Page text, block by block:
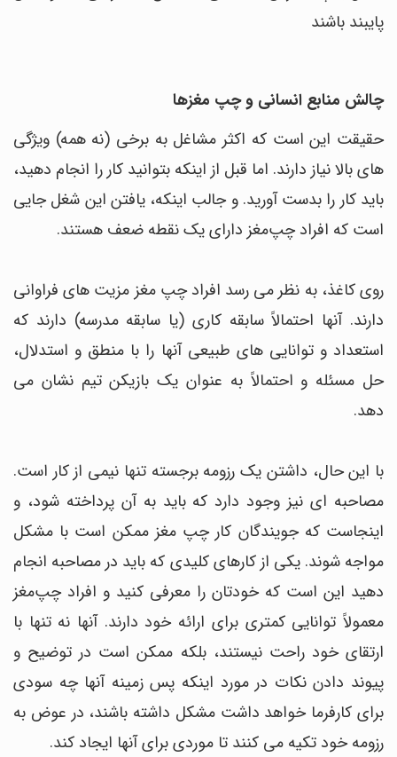
پایبند باشند
چالش منابع انسانی و چپ مغزها
حقیقت این است که اکثر مشاغل به برخی (نه همه) ویژگی
های بالا نیاز دارند. اما قبل از اینکه بتوانید کار را انجام دهید،
باید کار را بدست آورید. و جالب اینکه، یافتن این شغل جایی
است که افراد چپ‌مغز دارای یک نقطه ضعف هستند.
روی کاغذ، به نظر می رسد افراد چپ مغز مزیت های فراوانی
دارند. آنها احتمالاً سابقه کاری (یا سابقه مدرسه) دارند که
استعداد و توانایی های طبیعی آنها را با منطق و استدلال،
حل مسئله و احتمالاً به عنوان یک بازیکن تیم نشان می
دهد.
با این حال، داشتن یک رزومه برجسته تنها نیمی از کار است.
مصاحبه ای نیز وجود دارد که باید به آن پرداخته شود، و
اینجاست که جویندگان کار چپ مغز ممکن است با مشکل
مواجه شوند. یکی از کارهای کلیدی که باید در مصاحبه انجام
دهید این است که خودتان را معرفی کنید و افراد چپ‌مغز
معمولاً توانایی کمتری برای ارائه خود دارند. آنها نه تنها با
ارتقای خود راحت نیستند، بلکه ممکن است در توضیح و
پیوند دادن نکات در مورد اینکه پس زمینه آنها چه سودی
برای کارفرما خواهد داشت مشکل داشته باشند، در عوض به
رزومه خود تکیه می کنند تا موردی برای آنها ایجاد کند.